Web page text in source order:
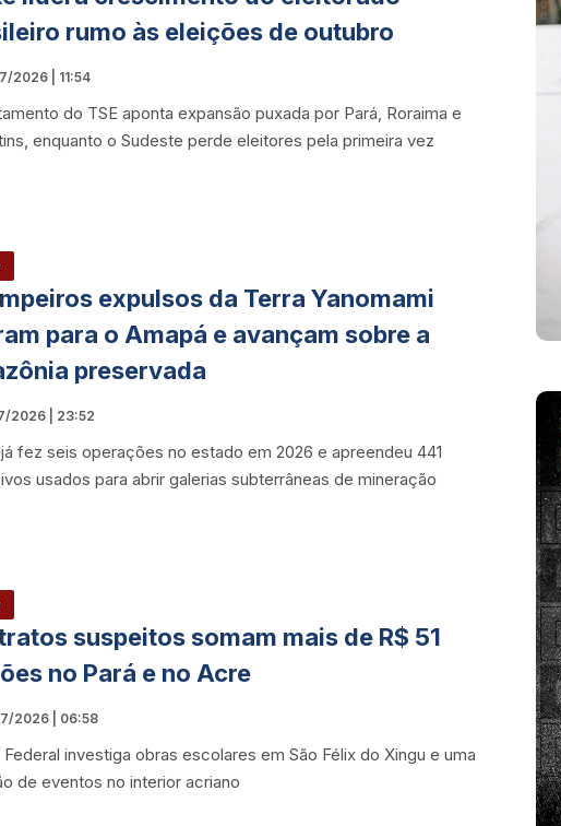
rumo às eleições de outubro
2026 | 11:54
do TSE aponta expansão puxada por Pará, Roraima e
enquanto o Sudeste perde eleitores pela primeira vez
expulsos da Terra Yanomami
para o Amapá e avançam sobre a
preservada
2026 | 23:52
fez seis operações no estado em 2026 e apreendeu 441
usados para abrir galerias subterrâneas de mineração
suspeitos somam mais de R$ 51
no Pará e no Acre
2026 | 06:58
Federal investiga obras escolares em São Félix do Xingu e uma
de eventos no interior acriano